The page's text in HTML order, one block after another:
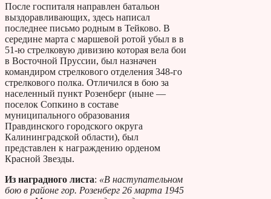
После госпиталя направлен батальон
выздоравливающих, здесь написал
последнее письмо родным в Тейково. В
середине марта с маршевой ротой убыл в в
51-ю стрелковую дивизию которая вела бои
в Восточной Пруссии, был назначен
командиром стрелкового отделения 348-го
стрелкового полка. Отличился в бою за
населенный пункт Розенберг (ныне —
поселок Сопкино в составе
муниципального образования
Правдинского городского округа
Калининградской области), был
представлен к награждению орденом
Красной Звезды.
Из наградного листа: «В наступательном
бою в районе гор. Розенберг 26 марта 1945